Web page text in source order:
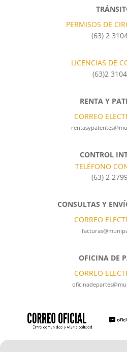
PERMISOS DE
(63) 2
LICENCIAS DE
(63)2
RENTA Y
CORREO
CONTROL
TELÉFONO
(63) 2
CONSULTAS Y
CORREO
OFICINA DE
CORREO